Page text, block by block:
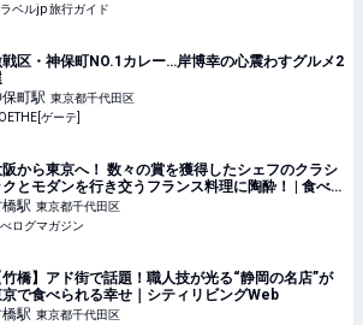
ラベルjp 旅行ガイド
戦区・神保町NO.1カレー…岸博幸の心震わすグルメ2
町駅 東京都千代田区
ゲーテ]
から東京へ！ 数々の賞を獲得したシェフのクラシ
クとモダンを行き交うフランス料理に陶酔！ | 食べ
マガジン
駅 東京都千代田区
ログマガジン
竹橋】アド街で話題！職人技が光る“静岡の名店”が
で食べられる幸せ｜シティリビングWeb
駅 東京都千代田区